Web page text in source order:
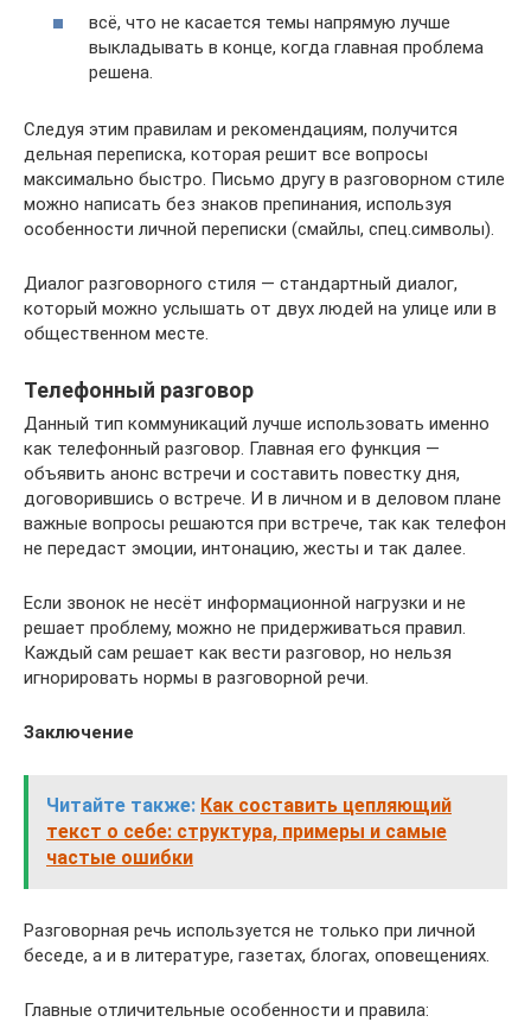
всё, что не касается темы напрямую лучше
выкладывать в конце, когда главная проблема
решена.
Следуя этим правилам и рекомендациям, получится
дельная переписка, которая решит все вопросы
максимально быстро. Письмо другу в разговорном стиле
можно написать без знаков препинания, используя
особенности личной переписки (смайлы, спец.символы).
Диалог разговорного стиля — стандартный диалог,
который можно услышать от двух людей на улице или в
общественном месте.
Телефонный разговор
Данный тип коммуникаций лучше использовать именно
как телефонный разговор. Главная его функция —
объявить анонс встречи и составить повестку дня,
договорившись о встрече. И в личном и в деловом плане
важные вопросы решаются при встрече, так как телефон
не передаст эмоции, интонацию, жесты и так далее.
Если звонок не несёт информационной нагрузки и не
решает проблему, можно не придерживаться правил.
Каждый сам решает как вести разговор, но нельзя
игнорировать нормы в разговорной речи.
Заключение
Читайте также: Как составить цепляющий
текст о себе: структура, примеры и самые
частые ошибки
Разговорная речь используется не только при личной
беседе, а и в литературе, газетах, блогах, оповещениях.
Главные отличительные особенности и правила: